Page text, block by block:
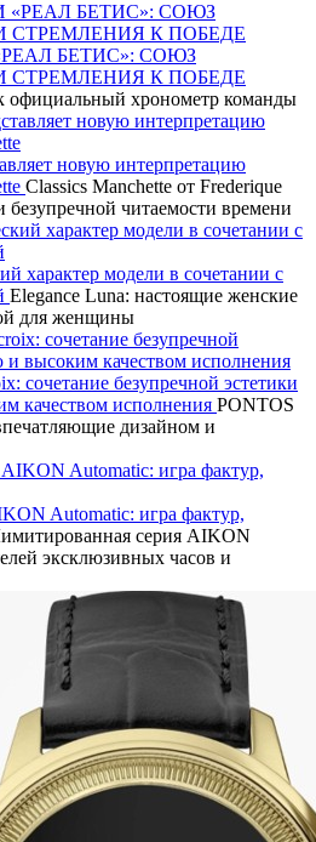
БЕТИС»: СОЮЗ
СТРЕМЛЕНИЯ К ПОБЕДЕ
хронометр команды
новую интерпретацию
Classics Manchette от Frederique
безупречной читаемости времени
характер модели в сочетании с
Elegance Luna: настоящие женские
для женщины
сочетание безупречной эстетики
качеством исполнения PONTOS
дизайном и
Automatic: игра фактур,
серия AIKON
эксклюзивных часов и